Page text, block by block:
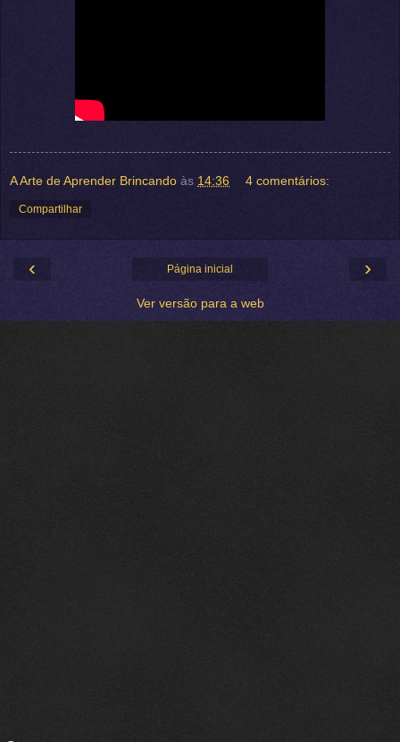
A Arte de Aprender Brincando às 14:36 4 comentários:
Compartilhar
‹ ›
Página inicial
Ver versão para a web